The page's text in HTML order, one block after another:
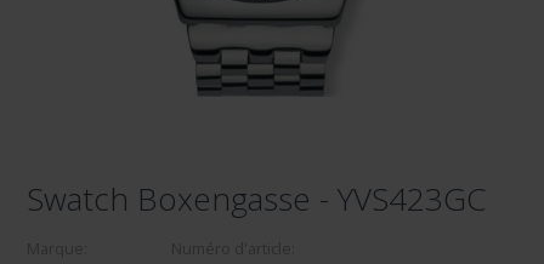
Swatch Boxengasse - YVS423GC